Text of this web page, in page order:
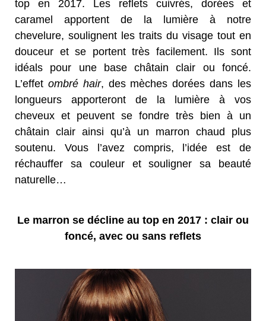
top en 2017. Les reflets cuivrés, dorées et
caramel apportent de la lumière à notre
chevelure, soulignent les traits du visage tout en
douceur et se portent très facilement. Ils sont
idéals pour une base châtain clair ou foncé.
L’effet ombré hair, des mèches dorées dans les
longueurs apporteront de la lumière à vos
cheveux et peuvent se fondre très bien à un
châtain clair ainsi qu’à un marron chaud plus
soutenu. Vous l’avez compris, l’idée est de
réchauffer sa couleur et souligner sa beauté
naturelle…
Le marron se décline au top en 2017 : clair ou
foncé, avec ou sans reflets